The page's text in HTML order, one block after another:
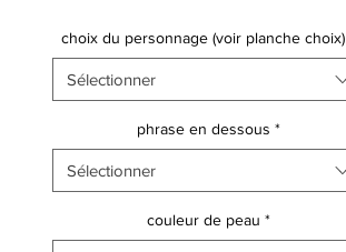
choix du personnage (voir planche choix)
Sélectionner
phrase en dessous *
Sélectionner
couleur de peau *